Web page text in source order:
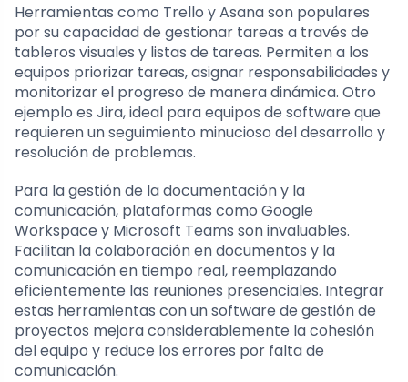
Herramientas como Trello y Asana son populares
por su capacidad de gestionar tareas a través de
tableros visuales y listas de tareas. Permiten a los
equipos priorizar tareas, asignar responsabilidades y
monitorizar el progreso de manera dinámica. Otro
ejemplo es Jira, ideal para equipos de software que
requieren un seguimiento minucioso del desarrollo y
resolución de problemas.
Para la gestión de la documentación y la
comunicación, plataformas como Google
Workspace y Microsoft Teams son invaluables.
Facilitan la colaboración en documentos y la
comunicación en tiempo real, reemplazando
eficientemente las reuniones presenciales. Integrar
estas herramientas con un software de gestión de
proyectos mejora considerablemente la cohesión
del equipo y reduce los errores por falta de
comunicación.